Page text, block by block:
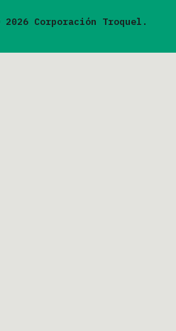
2026 Corporación Troquel.